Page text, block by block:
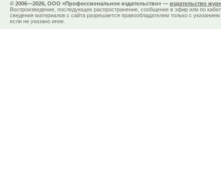
© 2006—2026, ООО «Профессиональное издательство» — издательство
Воспроизведение, последующее распространение, сообщение в эфир или по
сведения материалов с сайта разрешается правообладателем только с
если не указано иное.